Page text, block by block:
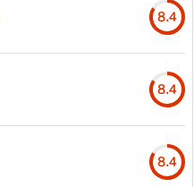
8.4
8.4
8.4